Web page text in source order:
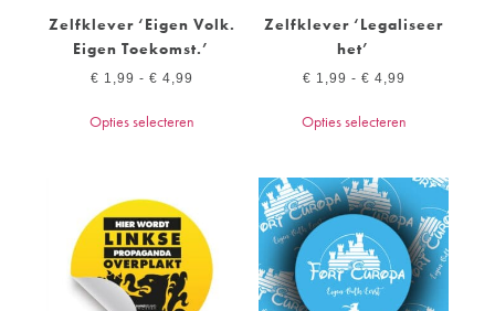
Zelfklever ‘Eigen Volk.
Eigen Toekomst.’
€ 1,99 - € 4,99
Opties selecteren
Zelfklever ‘Legaliseer
het’
€ 1,99 - € 4,99
Opties selecteren